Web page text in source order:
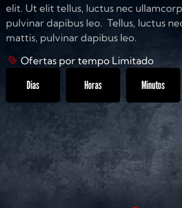
elit. Ut elit tellus, luctus nec
pulvinar dapibus leo. Tellus, luctus
mattis, pulvinar dapibus leo.
Ofertas por tempo Limitado
Dias Horas Minutos